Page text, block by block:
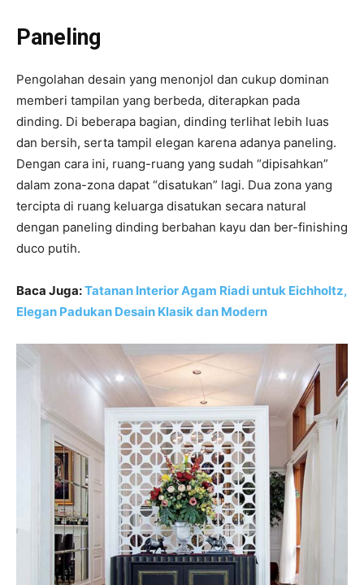
Paneling
Pengolahan desain yang menonjol dan cukup dominan
memberi tampilan yang berbeda, diterapkan pada
dinding. Di beberapa bagian, dinding terlihat lebih luas
dan bersih, serta tampil elegan karena adanya paneling.
Dengan cara ini, ruang-ruang yang sudah “dipisahkan”
dalam zona-zona dapat “disatukan” lagi. Dua zona yang
tercipta di ruang keluarga disatukan secara natural
dengan paneling dinding berbahan kayu dan ber-finishing
duco putih.
Baca Juga:Tatanan Interior Agam Riadi untuk Eichholtz,
Elegan Padukan Desain Klasik dan Modern